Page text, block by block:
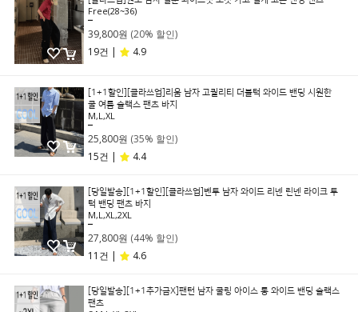
Free(28~36)
39,800원 (20% 할인)
19건 |
4.9
[1+1할인][클라쓰업]리움 남자 고퀄리티 더블턱 와이드 밴딩 시원한
쿨 여름 슬랙스 팬츠 바지
M,L,XL
25,800원 (35% 할인)
15건 |
4.4
[당일발송][1+1할인][클라쓰업]벤투 남자 와이드 리넨 린넨 라이크 투
턱 밴딩 팬츠 바지
M,L,XL,2XL
27,800원 (44% 할인)
11건 |
4.6
[당일발송][1+1추가금X]팬턴 남자 쿨링 아이스 롱 와이드 밴딩 슬랙스
팬츠